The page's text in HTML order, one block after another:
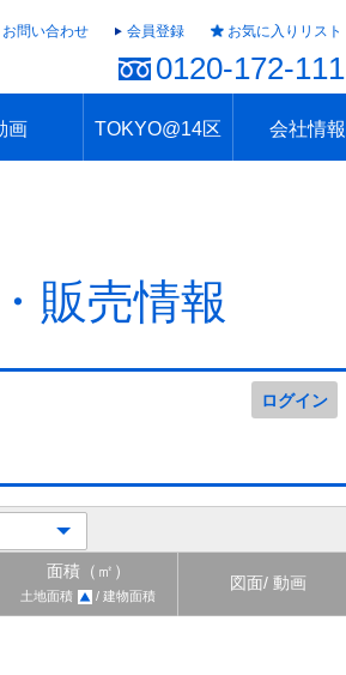
お問い合わせ 会員登録 お気に入りリスト
0120-172-111
画 TOKYO@14区 会社情報
販売情報
ログイン
面積（㎡）
土地面積 / 建物面積
図面/ 動画